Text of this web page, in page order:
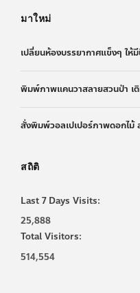
มาใหม่
เปลี่ยนห้องบรรยากาศแข็งๆ ให้
พิมพ์ภาพแคนวาสลายสวนป่า เติ
สั่งพิมพ์วอลเปเปอร์ภาพดอกไม้
สถิติ
Last 7 Days Visits:
25,888
Total Visitors:
514,554